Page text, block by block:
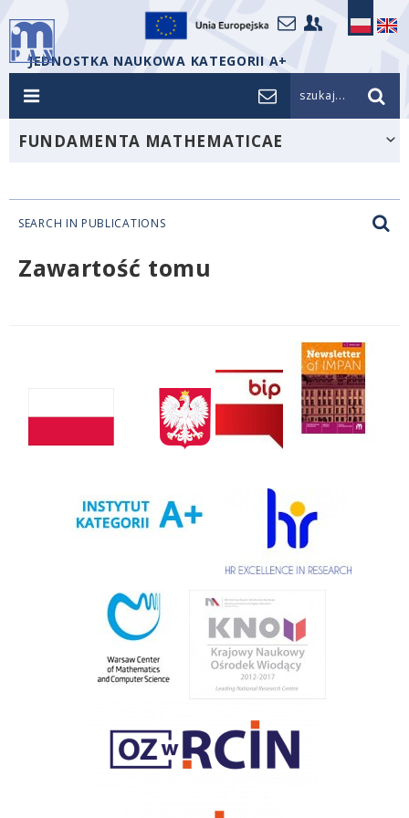
JEDNOSTKA NAUKOWA KATEGORII A+
szukaj...
FUNDAMENTA MATHEMATICAE
SEARCH IN PUBLICATIONS
Zawartość tomu